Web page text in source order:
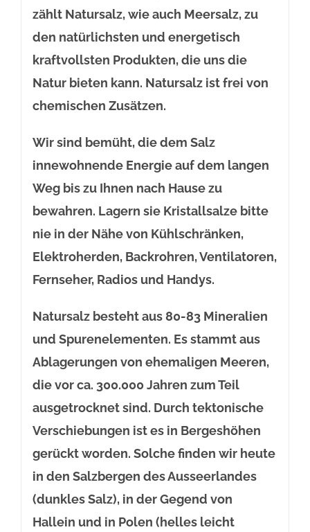
zählt Natursalz, wie auch Meersalz, zu
den natürlichsten und energetisch
kraftvollsten Produkten, die uns die
Natur bieten kann. Natursalz ist frei von
chemischen Zusätzen.
Wir sind bemüht, die dem Salz
innewohnende Energie auf dem langen
Weg bis zu Ihnen nach Hause zu
bewahren. Lagern sie Kristallsalze bitte
nie in der Nähe von Kühlschränken,
Elektroherden, Backrohren, Ventilatoren,
Fernseher, Radios und Handys.
Natursalz besteht aus 80-83 Mineralien
und Spurenelementen. Es stammt aus
Ablagerungen von ehemaligen Meeren,
die vor ca. 300.000 Jahren zum Teil
ausgetrocknet sind. Durch tektonische
Verschiebungen ist es in Bergeshöhen
gerückt worden. Solche finden wir heute
in den Salzbergen des Ausseerlandes
(dunkles Salz), in der Gegend von
Hallein und in Polen (helles leicht